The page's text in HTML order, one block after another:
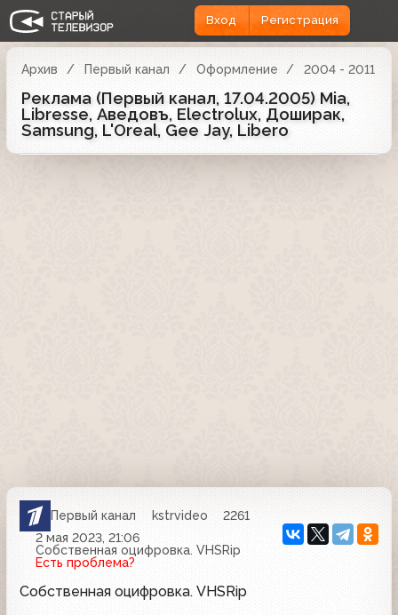
Вход Регистрация
Архив Первый канал Оформление 2004 - 2011
Реклама (Первый канал, 17.04.2005) Mia,
Libresse, Аведовъ, Electrolux, Доширак,
Samsung, L'Oreal, Gee Jay, Libero
Первый канал kstrvideo
2261
2 мая 2023, 21:06
Собственная оцифровка. VHSRip
Есть проблема?
Собственная оцифровка. VHSRip